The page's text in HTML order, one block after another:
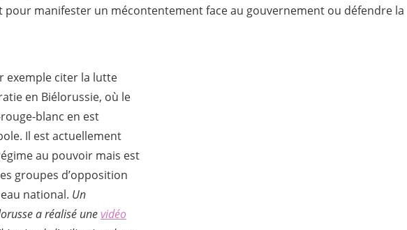
pour manifester un mécontentement face au gouvernement ou défendre la
exemple citer la lutte
en Biélorussie, où le
blanc en est
Il est actuellement
au pouvoir mais est
groupes d’opposition
national. Un
a réalisé unevidéo